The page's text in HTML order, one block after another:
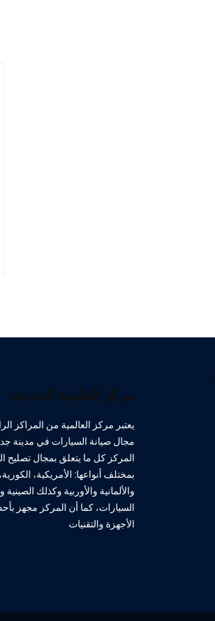
مركز العالمية الحديث
يعتبر مركز العالمية من المراكز
مجال صيانة السيارات في مدينة
المركز كل ما يتعلق بمجال تصليح
بمختلف أنواعها: الأمريكية، الكورية،
والألمانية والأوربية وكذلك
السيارات، كما أن المركز مجهز
الأجهزة والتقنيات